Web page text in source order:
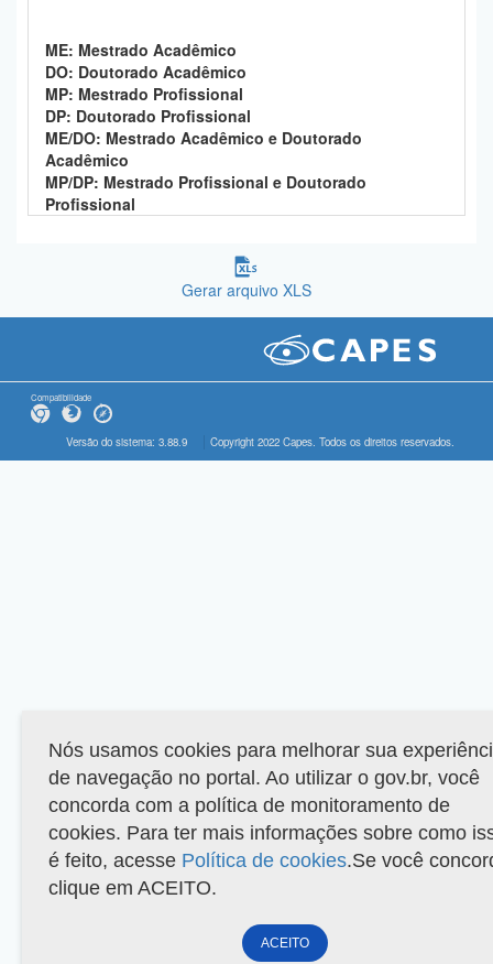
ME: Mestrado Acadêmico
DO: Doutorado Acadêmico
MP: Mestrado Profissional
DP: Doutorado Profissional
ME/DO: Mestrado Acadêmico e Doutorado
Acadêmico
MP/DP: Mestrado Profissional e Doutorado
Profissional
Gerar arquivo XLS
Compatibilidade
Versão do sistema: 3.88.9 Copyright 2022 Capes. Todos os direitos reservados.
Nós usamos cookies para melhorar sua
de navegação no portal. Ao utilizar o gov.br, você
concorda com a política de monitoramento de
cookies. Para ter mais informações sobre como
é feito, acesse Política de cookies.Se você
clique em ACEITO.
ACEITO